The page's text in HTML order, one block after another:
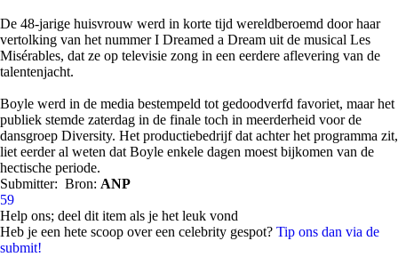
De 48-jarige huisvrouw werd in korte tijd wereldberoemd door haar
vertolking van het nummer I Dreamed a Dream uit de musical Les
Misérables, dat ze op televisie zong in een eerdere aflevering van de
talentenjacht.
Boyle werd in de media bestempeld tot gedoodverfd favoriet, maar het
publiek stemde zaterdag in de finale toch in meerderheid voor de
dansgroep Diversity. Het productiebedrijf dat achter het programma zit,
liet eerder al weten dat Boyle enkele dagen moest bijkomen van de
hectische periode.
Submitter: Bron: ANP
59
Help ons; deel dit item als je het leuk vond
Heb je een hete scoop over een celebrity gespot? Tip ons dan via de
submit!